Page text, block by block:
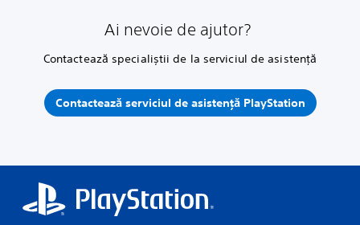
Ai nevoie de ajutor?
Contactează specialiștii de la serviciul de asistență
Contactează serviciul de asistență PlayStation